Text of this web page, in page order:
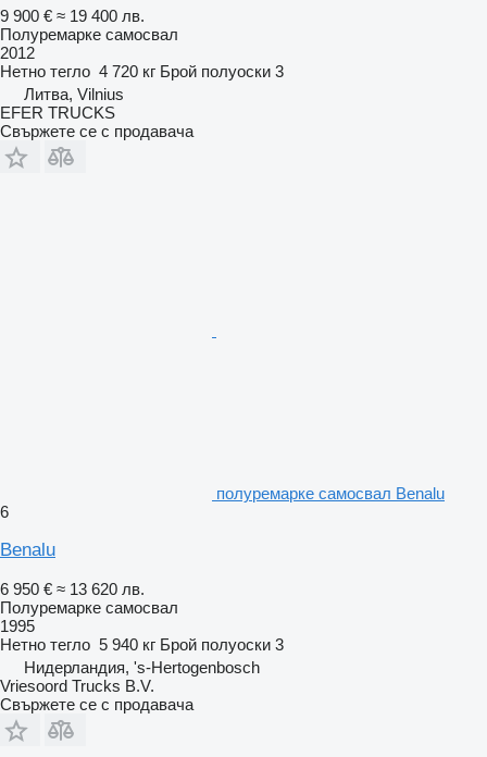
9 900 € ≈ 19 400 лв.
Полуремарке самосвал
2012
Нетно тегло 4 720 кг Брой полуоски 3
Литва, Vilnius
EFER TRUCKS
Свържете се с продавача
полуремарке самосвал Benalu
6
Benalu
6 950 € ≈ 13 620 лв.
Полуремарке самосвал
1995
Нетно тегло 5 940 кг Брой полуоски 3
Нидерландия, 's-Hertogenbosch
Vriesoord Trucks B.V.
Свържете се с продавача